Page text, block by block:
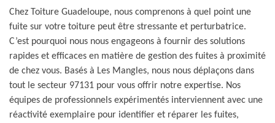
Chez Toiture Guadeloupe, nous comprenons à quel point une
fuite sur votre toiture peut être stressante et perturbatrice.
C’est pourquoi nous nous engageons à fournir des solutions
rapides et efficaces en matière de gestion des fuites à proximité
de chez vous. Basés à Les Mangles, nous nous déplaçons dans
tout le secteur 97131 pour vous offrir notre expertise. Nos
équipes de professionnels expérimentés interviennent avec une
réactivité exemplaire pour identifier et réparer les fuites,